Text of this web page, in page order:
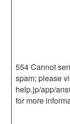
554 Cannot
spam; please
help.jp/app/
for more